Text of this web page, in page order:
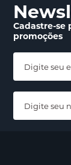
Cadastre-
promoções